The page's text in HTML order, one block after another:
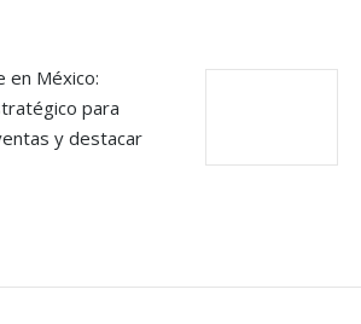
en México:
para
y destacar